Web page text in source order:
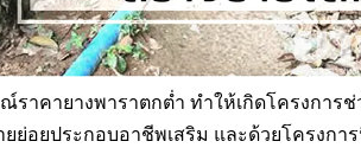
ราคายางพาราตกต่ำ ทำให้เกิดโครงการ
ยย่อยประกอบอาชีพเสริม และด้วยโครงก